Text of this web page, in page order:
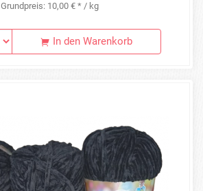
Grundpreis: 10,00 € * / kg
In den Warenkorb